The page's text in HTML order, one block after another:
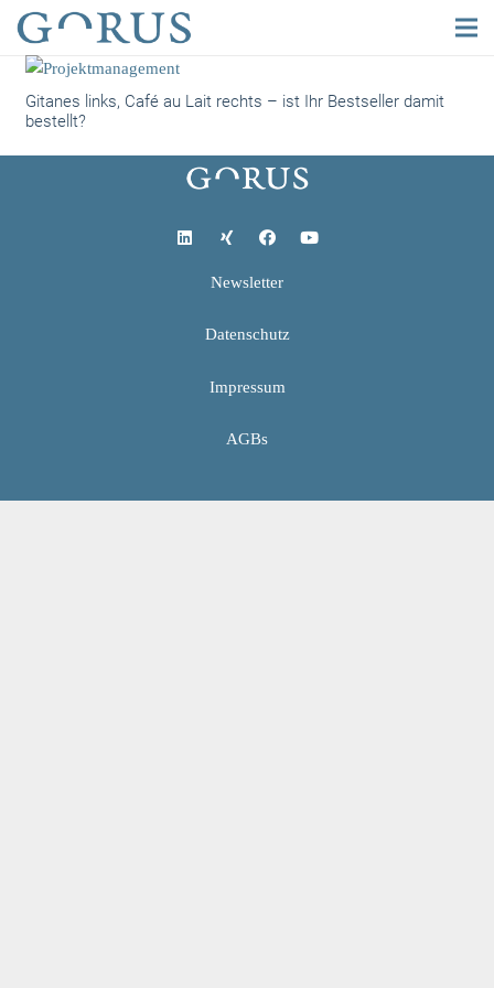
Gitanes links, Café au Lait rechts – ist Ihr Bestseller damit
bestellt?
Newsletter
Datenschutz
Impressum
AGBs